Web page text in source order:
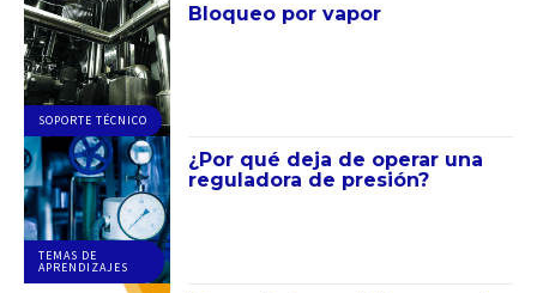
SOPORTE TÉCNICO
Bloqueo por vapor
TEMAS DE
APRENDIZAJES
¿Por qué deja de operar una
reguladora de presión?